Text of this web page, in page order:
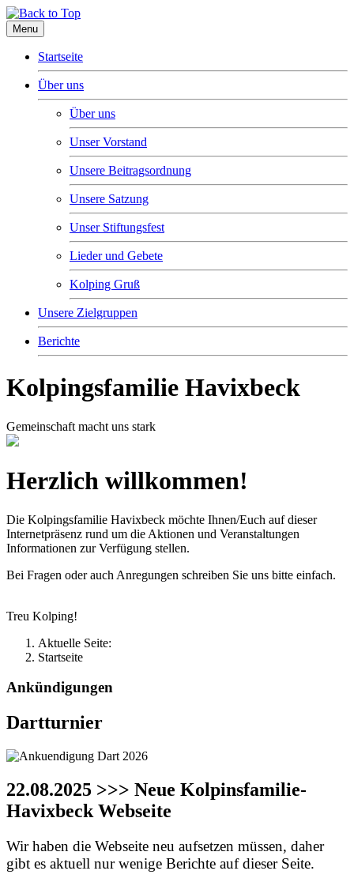
Menu
Startseite
Über uns
Über uns
Unser Vorstand
Unsere Beitragsordnung
Unsere Satzung
Unser Stiftungsfest
Lieder und Gebete
Kolping Gruß
Unsere Zielgruppen
Berichte
Kolpingsfamilie Havixbeck
Gemeinschaft macht uns stark
Herzlich willkommen!
Die Kolpingsfamilie Havixbeck möchte Ihnen/Euch auf dieser
Internetpräsenz rund um die Aktionen und Veranstaltungen
Informationen zur Verfügung stellen.
Bei Fragen oder auch Anregungen schreiben Sie uns bitte einfach.
Treu Kolping!
Aktuelle Seite:
Startseite
Ankündigungen
Dartturnier
22.08.2025 >>> Neue Kolpinsfamilie-
Havixbeck Webseite
Wir haben die Webseite neu aufsetzen müssen, daher
gibt es aktuell nur wenige Berichte auf dieser Seite.